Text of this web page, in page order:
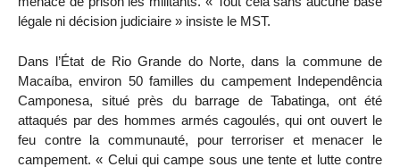
légale ni décision judiciaire » insiste le MST.
Dans l’État de Rio Grande do Norte, dans la commune de
Macaíba, environ 50 familles du campement Independência
Camponesa, situé près du barrage de Tabatinga, ont été
attaqués par des hommes armés cagoulés, qui ont ouvert le
feu contre la communauté, pour terroriser et menacer le
campement. « Celui qui campe sous une tente et lutte contre